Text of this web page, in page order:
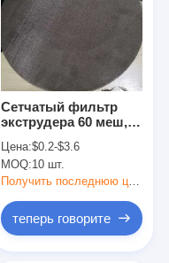
Сетчатый фильтр
экструдера 60 меш,
Цена:$0.2-$3.6
MOQ:10 шт.
теперь говорите